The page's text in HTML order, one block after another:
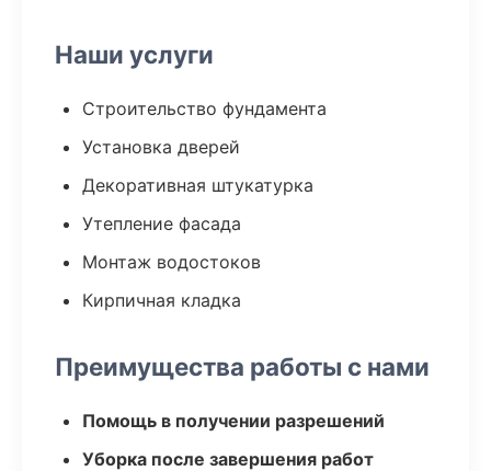
Наши услуги
Строительство фундамента
Установка дверей
Декоративная штукатурка
Утепление фасада
Монтаж водостоков
Кирпичная кладка
Преимущества работы с нами
Помощь в получении разрешений
Уборка после завершения работ